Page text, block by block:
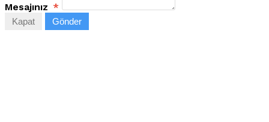
Mesajınız *
Kapat Gönder